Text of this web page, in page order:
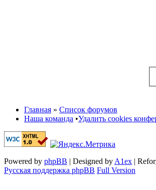
Главная » Список форумов
Наша команда •Удалить cookies
Powered by phpBB | Designed by A1ex |
Русская поддержка phpBB Full Version